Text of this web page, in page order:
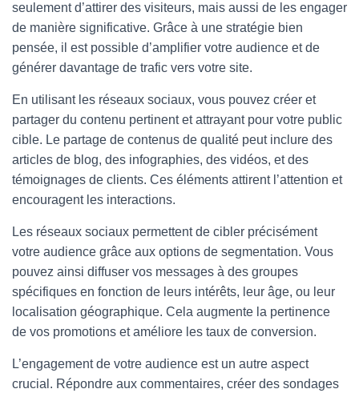
seulement d’attirer des visiteurs, mais aussi de les engager
de manière significative. Grâce à une stratégie bien
pensée, il est possible d’amplifier votre audience et de
générer davantage de trafic vers votre site.
En utilisant les réseaux sociaux, vous pouvez créer et
partager du contenu pertinent et attrayant pour votre public
cible. Le partage de contenus de qualité peut inclure des
articles de blog, des infographies, des vidéos, et des
témoignages de clients. Ces éléments attirent l’attention et
encouragent les interactions.
Les réseaux sociaux permettent de cibler précisément
votre audience grâce aux options de segmentation. Vous
pouvez ainsi diffuser vos messages à des groupes
spécifiques en fonction de leurs intérêts, leur âge, ou leur
localisation géographique. Cela augmente la pertinence
de vos promotions et améliore les taux de conversion.
L’engagement de votre audience est un autre aspect
crucial. Répondre aux commentaires, créer des sondages